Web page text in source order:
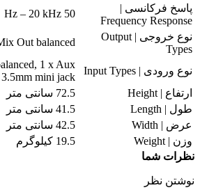
پاسخ فرکانسی |
Frequency Response
50 Hz – 20 kHz
نوع خروجی | Output
Types
Out balanced
نوع ورودی | Input Types
1 x Aux
mini jack
ارتفاع | Height
72.5 سانتی متر
طول | Length
41.5 سانتی متر
عرض | Width
42.5 سانتی متر
وزن | Weight
19.5 کیلوگرم
نظرات شما
نوشتن نظر